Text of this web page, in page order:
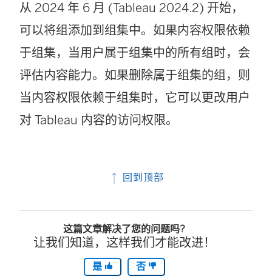
从 2024 年 6 月 (Tableau 2024.2) 开始，
可以将组添加到组集中。如果内容权限依赖
于组集，当用户属于组集中的所有组时，会
评估内容能力。如果删除属于组集的组，则
当内容权限依赖于组集时，它可以更改用户
对 Tableau 内容的访问权限。
回到顶部
这篇文章解决了您的问题吗?
让我们知道，这样我们才能改进！
是 否